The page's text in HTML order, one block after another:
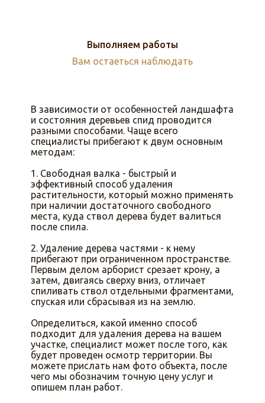
Выполняем работы
Вам остаеться наблюдать
В зависимости от особенностей ландшафта
и состояния деревьев спид проводится
разными способами. Чаще всего
специалисты прибегают к двум основным
методам:
1. Свободная валка - быстрый и
эффективный способ удаления
растительности, который можно применять
при наличии достаточного свободного
места, куда ствол дерева будет валиться
после спила.
2. Удаление дерева частями - к нему
прибегают при ограниченном пространстве.
Первым делом арборист срезает крону, а
затем, двигаясь сверху вниз, отличает
спиливать ствол отдельными фрагментами,
спуская или сбрасывая из на землю.
Определиться, какой именно способ
подходит для удаления дерева на вашем
участке, специалист может после того, как
будет проведен осмотр территории. Вы
можете прислать нам фото объекта, после
чего мы обозначим точную цену услуг и
опишем план работ.